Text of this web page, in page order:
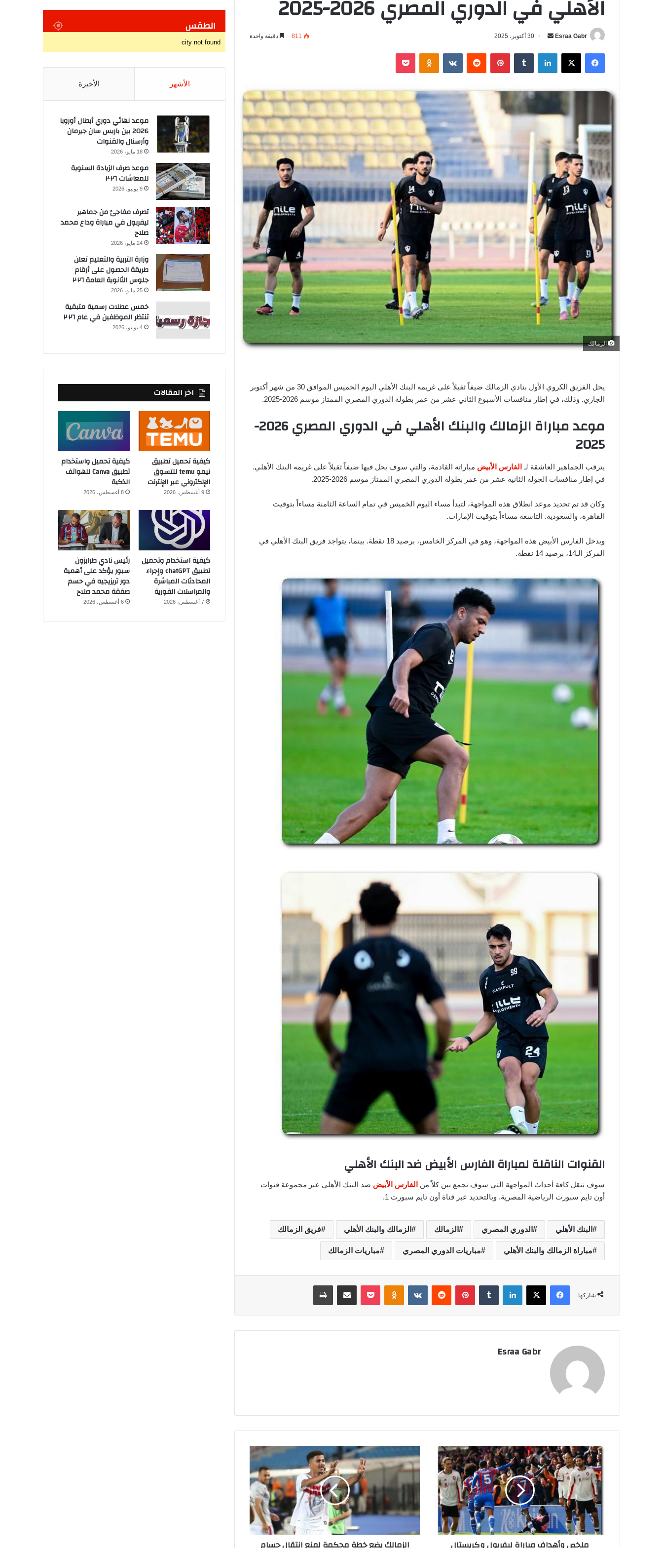
الأهلي في الدوري المصري 2026-2025
Esraa Gabr
س
د
إ
ت
و
ن
ي
30 أكتوبر، 2025 811 دقيقة واحدة
فيسبوك ‫X لينكدإن بينتيريست
الزمالك
يحل الفريق الكروي الأول بنادي الزمالك ضيفاً ثقيلاً على غريمه البنك الأهلي اليوم الخميس الموافق 30 من شهر أكتوبر
الجاري. وذلك، في إطار منافسات الأسبوع الثاني عشر من عمر بطولة الدوري المصري الممتاز موسم 2026-2025.
موعد مباراة الزمالك والبنك الأهلي في الدوري المصري 2026-
2025
يترقب الجماهير العاشقة لـ الفارس الأبيض مباراته القادمة، والتي سوف يحل فيها ضيفاً ثقيلاً على غريمه البنك الأهلي.
في إطار منافسات الجولة الثانية عشر من عمر بطولة الدوري المصري الممتاز موسم 2026-2025.
وكان قد تم تحديد موعد انطلاق هذه المواجهة، لتبدأ مساء اليوم الخميس في تمام الساعة الثامنة مساءاً بتوقيت
القاهرة، والسعودية. التاسعة مساءاً بتوقيت الإمارات.
ويدخل الفارس الأبيض هذه المواجهة، وهو في المركز الخامس، برصيد 18 نقطة. بينما، يتواجد فريق البنك الأهلي في
المركز الـ14، برصيد 14 نقطة.
القنوات الناقلة لمباراة الفارس الأبيض ضد البنك الأهلي
سوف تنقل كافة أحداث المواجهة التي سوف تجمع بين كلاً من الفارس الأبيض ضد البنك الأهلي عبر مجموعة قنوات
أون تايم سبورت الرياضية المصرية. وبالتحديد عبر قناة أون تايم سبورت 1.
البنك الأهلي الدوري المصري الزمالك الزمالك والبنك الأهلي فريق الزمالك
مباراة الزمالك والبنك الأهلي مباريات الدوري المصري مباريات الزمالك
شاركها
فيسبوك ‫X لينكدإن بينتيريست
Esraa Gabr
م
خ
ص
ا
ملخص وأهداف مباراة ليفربول وكريستال
ل
ز
م
ل
ك
ض
الزمالك يضع خطة محكمة لمنع انتقال حسام
الطقس
city not found
الأشهر الأخيرة
موعد نهائي دوري أبطال أوروبا
2026 بين باريس سان جيرمان
وأرسنال والقنوات
18 مايو، 2026
موعد صرف الزيادة السنوية
للمعاشات ٢٠٢٦
9 يونيو، 2026
تصرف مفاجئ من جماهير
ليفربول في مباراة وداع محمد
صلاح
24 مايو، 2026
وزارة التربية والتعليم تعلن
طريقة الحصول على أرقام
جلوس الثانوية العامة ٢٠٢٦
25 مايو، 2026
خمس عطلات رسمية متبقية
تنتظر الموظفين في عام ٢٠٢٦
4 يونيو، 2026
اخر المقالات
كيفية تحميل تطبيق
تيمو temu للتسوق
الإلكتروني عبر الإنترنت
9 أغسطس، 2026
كيفية تحميل واستخدام
تطبيق Canva للهواتف
الذكية
8 أغسطس، 2026
كيفية استخدام وتحميل
تطبيق chatGPT وإجراء
المحادثات المباشرة
والمراسلات الفورية
7 أغسطس، 2026
رئيس نادي طرابزون
سبور يؤكد على أهمية
دور تريزيجيه في حسم
صفقة محمد صلاح
6 أغسطس، 2026